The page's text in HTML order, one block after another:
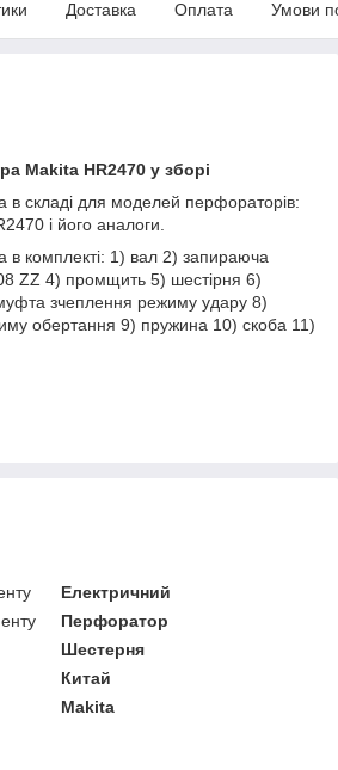
Доставка Оплата Умови
Makita HR2470 у зборі
складі для моделей перфораторів:
і його аналоги.
комплекті: 1) вал 2) запираюча
ZZ 4) промщить 5) шестірня 6)
зчеплення режиму удару 8)
обертання 9) пружина 10) скоба 11)
Електричний
Перфоратор
Шестерня
Китай
Makita